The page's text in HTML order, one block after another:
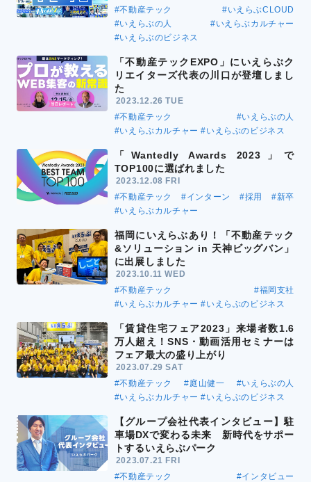
#不動産テック
#いえらぶCLOUD
#いえらぶの人
#いえらぶカルチャー
#いえらぶのビジネス
「不動産テックEXPO」にいえらぶク
リエイターズ代表の川口が登壇しまし
た
2023.12.26 TUE
#不動産テック
#いえらぶの人
#いえらぶカルチャー #いえらぶのビジネス
「Wantedly Awards 2023」で
TOP100に選ばれました
2023.12.08 FRI
#不動産テック
#インターン #採用
#新卒
#いえらぶカルチャー
福岡にいえらぶあり！「不動産テック
&ソリューション in 天神ビッグバン」
に出展しました
2023.10.11 WED
#不動産テック
#福岡支社
#いえらぶカルチャー #いえらぶのビジネス
「賃貸住宅フェア2023」来場者数1.6
万人超え！SNS・動画活用セミナーは
フェア最大の盛り上がり
2023.07.29 SAT
#不動産テック
#庭山健一
#いえらぶの人
#いえらぶカルチャー #いえらぶのビジネス
【グループ会社代表インタビュー】駐
車場DXで変わる未来 新時代をサポー
トするいえらぶパーク
2023.07.21 FRI
#不動産テック
#インタビュー